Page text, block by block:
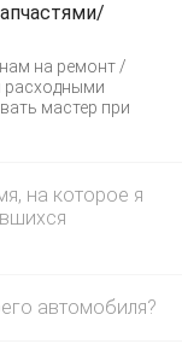
на ремонт /
расходными
мастер при
на которое я
автомобиля?